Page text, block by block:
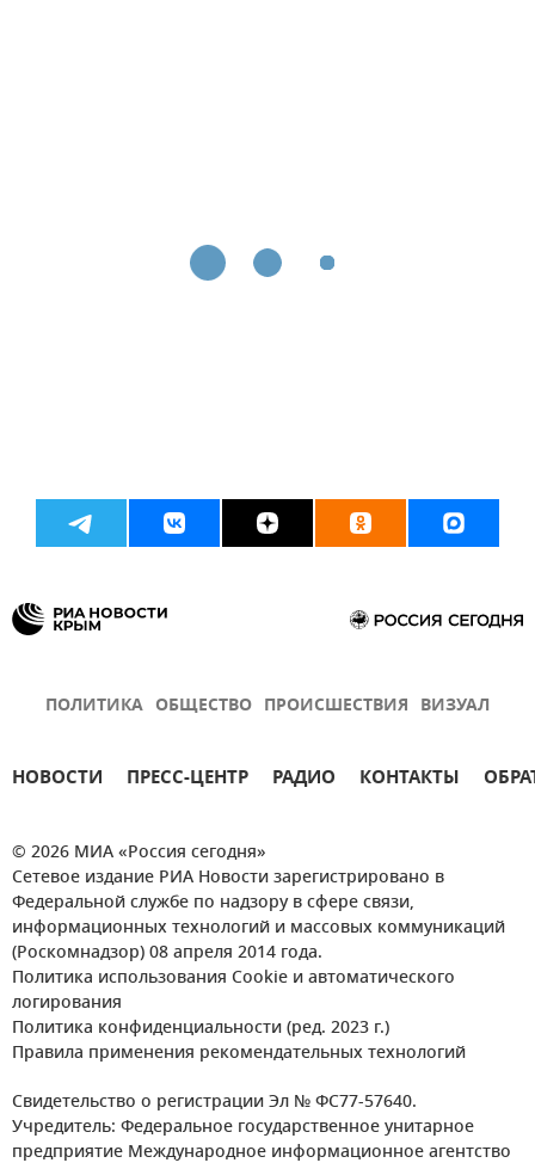
ПОЛИТИКА ОБЩЕСТВО ПРОИСШЕСТВИЯ ВИЗУАЛ
НОВОСТИ ПРЕСС-ЦЕНТР РАДИО КОНТАКТЫ
© 2026 МИА «Россия сегодня»
Сетевое издание РИА Новости зарегистрировано в
Федеральной службе по надзору в сфере связи,
информационных технологий и массовых коммуникаций
(Роскомнадзор) 08 апреля 2014 года.
Политика использования Cookie и автоматического
логирования
Политика конфиденциальности (ред. 2023 г.)
Правила применения рекомендательных технологий
Свидетельство о регистрации Эл № ФС77-57640.
Учредитель: Федеральное государственное унитарное
предприятие Международное информационное агентство